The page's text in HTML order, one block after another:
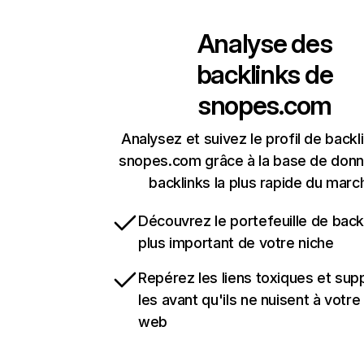
Analyse des
backlinks de
snopes.com
Analysez et suivez le profil de
snopes.com grâce à la base de
backlinks la plus rapide du
Découvrez le portefeuille de
plus important de votre niche
Repérez les liens toxiques et
les avant qu'ils ne nuisent à
web